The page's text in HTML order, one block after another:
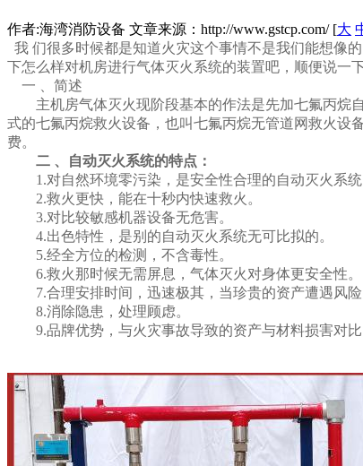
作者:海湾消防设备 文章来源：http://www.gstcp.com/ [大
我 们很多时候都是知道火灾这个事情不是我们能想像
下怎么样对机房进行气体灭火系统的装置吧，顺便说一
一 、简述
主机房气体灭火现阶段基本的作法是先加七氟丙烷自
式的七氟丙烷救火设备，也叫七氟丙烷无管道网救火设
费。
二 、自动灭火系统的特点：
1.对自然环境零污染，是安全性合理的自动灭火系统
2.救火更快，能在十秒内快速救火。
3.对比较敏感机器设备无危害。
4.出色特性，是别的自动灭火系统无可比拟的。
5.经全方位的检测，不含毒性。
6.救火那时候无需屏息，气体灭火对身体更安全性。
7.合理安排时间，迅速极其，当珍贵的资产遭遇风险
8.消除隐患，处理顾虑。
9.品牌优势，与火灾事故导致的资产与材料损害对比